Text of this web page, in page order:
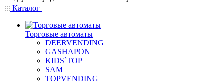
Каталог
Торговые автоматы
DEERVENDING
GASHAPON
KIDS`TOP
SAM
TOPVENDING